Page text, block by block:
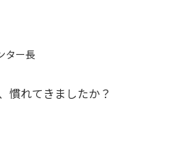
ター長
慣れてきましたか？